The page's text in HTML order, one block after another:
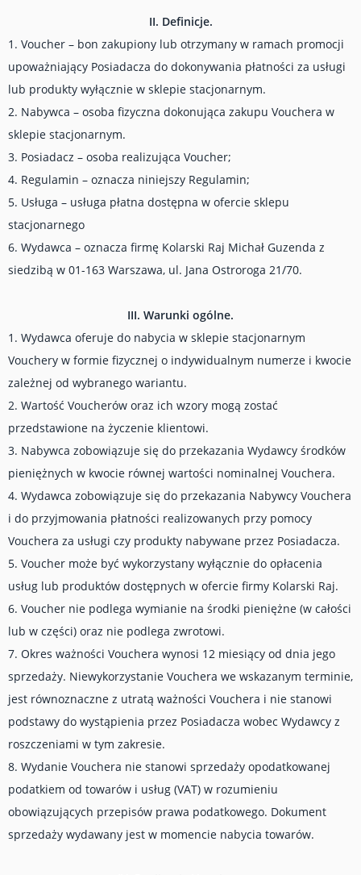
II. Definicje.
1. Voucher – bon zakupiony lub otrzymany w ramach promocji
upoważniający Posiadacza do dokonywania płatności za usługi
lub produkty wyłącznie w sklepie stacjonarnym.
2. Nabywca – osoba fizyczna dokonująca zakupu Vouchera w
sklepie stacjonarnym.
3. Posiadacz – osoba realizująca Voucher;
4. Regulamin – oznacza niniejszy Regulamin;
5. Usługa – usługa płatna dostępna w ofercie sklepu
stacjonarnego
6. Wydawca – oznacza firmę Kolarski Raj Michał Guzenda z
siedzibą w 01-163 Warszawa, ul. Jana Ostroroga 21/70.
III. Warunki ogólne.
1. Wydawca oferuje do nabycia w sklepie stacjonarnym
Vouchery w formie fizycznej o indywidualnym numerze i kwocie
zależnej od wybranego wariantu.
2. Wartość Voucherów oraz ich wzory mogą zostać
przedstawione na życzenie klientowi.
3. Nabywca zobowiązuje się do przekazania Wydawcy środków
pieniężnych w kwocie równej wartości nominalnej Vouchera.
4. Wydawca zobowiązuje się do przekazania Nabywcy Vouchera
i do przyjmowania płatności realizowanych przy pomocy
Vouchera za usługi czy produkty nabywane przez Posiadacza.
5. Voucher może być wykorzystany wyłącznie do opłacenia
usług lub produktów dostępnych w ofercie firmy Kolarski Raj.
6. Voucher nie podlega wymianie na środki pieniężne (w całości
lub w części) oraz nie podlega zwrotowi.
7. Okres ważności Vouchera wynosi 12 miesiący od dnia jego
sprzedaży. Niewykorzystanie Vouchera we wskazanym terminie,
jest równoznaczne z utratą ważności Vouchera i nie stanowi
podstawy do wystąpienia przez Posiadacza wobec Wydawcy z
roszczeniami w tym zakresie.
8. Wydanie Vouchera nie stanowi sprzedaży opodatkowanej
podatkiem od towarów i usług (VAT) w rozumieniu
obowiązujących przepisów prawa podatkowego. Dokument
sprzedaży wydawany jest w momencie nabycia towarów.